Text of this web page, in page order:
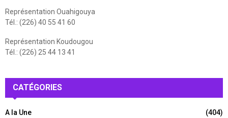
Représentation Ouahigouya
Tél.: (226) 40 55 41 60
Représentation Koudougou
Tél.: (226) 25 44 13 41
CATÉGORIES
A la Une
(404)